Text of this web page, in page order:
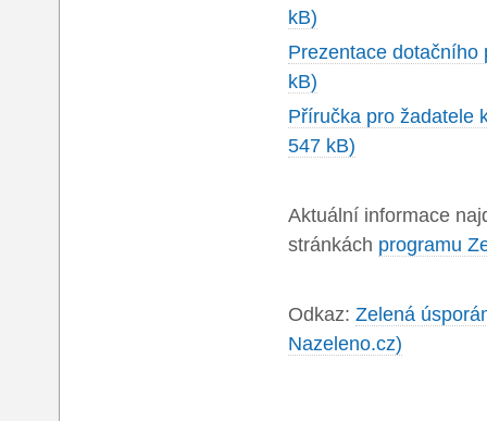
kB)
Prezentace dotačního
kB)
Příručka pro žadatele
547 kB)
Aktuální informace
stránkách programu
Odkaz: Zelená
Nazeleno.cz)